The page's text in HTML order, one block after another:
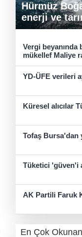
Hürmüz
enerji ve
Vergi
mükellef Maliye
YD-ÜFE verileri
Küresel alıcılar
Tofaş Bursa'dan
Tüketici 'güven'i
AK Partili Faruk
En Çok